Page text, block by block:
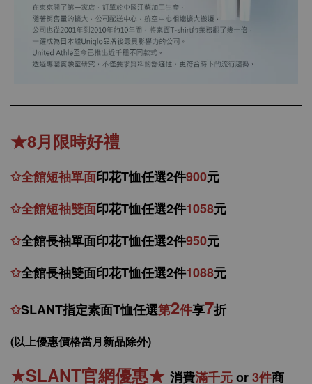
★8月限時好禮
✩全館短袖單面印花T恤任選2件900元
✩全館短袖雙面印花T恤任選2件1058元
✩全館長袖單面印花T恤任選2件950元
✩全館長袖雙面印花T恤任選2件1088元
✩SLANT指定素面T恤任選第2件享7折
(以上優惠價格當月新品除外)
★SLANT官網優惠★ 消費滿千元or3件商